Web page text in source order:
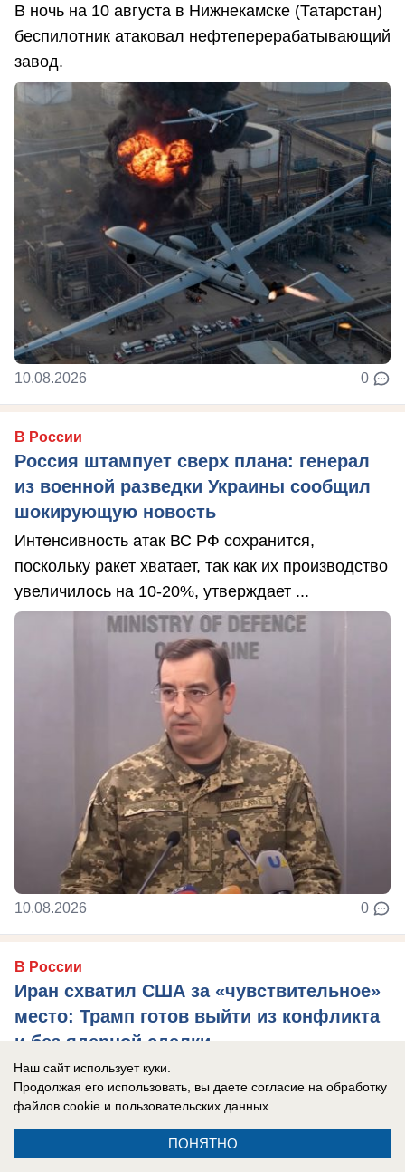
В ночь на 10 августа в Нижнекамске (Татарстан)
беспилотник атаковал нефтеперерабатывающий
завод.
10.08.2026 0
В России
Россия штампует сверх плана: генерал
из военной разведки Украины сообщил
шокирующую новость
Интенсивность атак ВС РФ сохранится,
поскольку ракет хватает, так как их производство
увеличилось на 10-20%, утверждает ...
10.08.2026 0
В России
Иран схватил США за «чувствительное»
место: Трамп готов выйти из конфликта
и без ядерной сделки
Президент США уже готов ограничиться
единственным требованием - открыть Ормузский
Наш сайт использует куки.
Продолжая его использовать, вы даете согласие на обработку
файлов cookie и пользовательских данных.
ПОНЯТНО